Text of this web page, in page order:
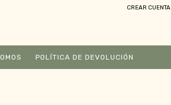
CREAR CUENTA
POLÍTICA DE DEVOLUCIÓN